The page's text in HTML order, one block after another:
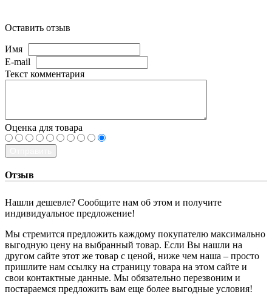
Оставить отзыв
Имя
E-mail
Текст комментария
Оценка для товара
Отзыв
Нашли дешевле? Сообщите нам об этом и получите
индивидуальное предложение!
Мы стремится предложить каждому покупателю максимально
выгодную цену на выбранный товар. Если Вы нашли на
другом сайте этот же товар с ценой, ниже чем наша – просто
пришлите нам ссылку на страницу товара на этом сайте и
свои контактные данные. Мы обязательно перезвоним и
постараемся предложить вам еще более выгодные условия!